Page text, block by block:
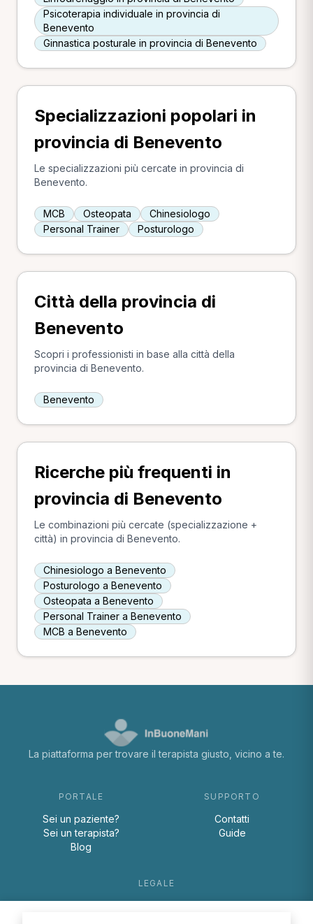
Psicoterapia individuale in provincia di
Benevento
Ginnastica posturale in provincia di Benevento
Specializzazioni popolari in
provincia di Benevento
Le specializzazioni più cercate in provincia di
Benevento.
MCB Osteopata
Chinesiologo
Personal Trainer
Posturologo
Città della provincia di
Benevento
Scopri i professionisti in base alla città della
provincia di Benevento.
Benevento
Ricerche più frequenti in
provincia di Benevento
Le combinazioni più cercate (specializzazione +
città) in provincia di Benevento.
Chinesiologo a Benevento
Posturologo a Benevento
Osteopata a Benevento
Personal Trainer a Benevento
MCB a Benevento
La piattaforma per trovare il terapista giusto, vicino a te.
PORTALE
Sei un paziente?
Sei un terapista?
Blog
SUPPORTO
Contatti
Guide
LEGALE